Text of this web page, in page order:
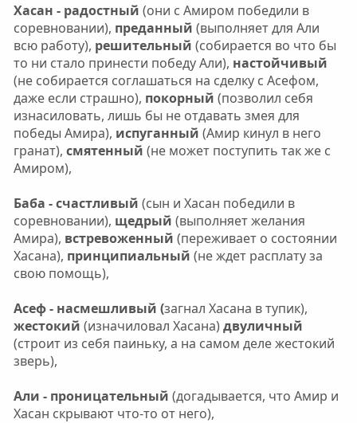
Хасан - радостный (они с Амиром победили в
соревновании), преданный (выполняет для Али
всю работу), решительный (собирается во что бы
то ни стало принести победу Али), настойчивый
(не собирается соглашаться на сделку с Асефом,
даже если страшно), покорный (позволил себя
изнасиловать, лишь бы не отдавать змея для
победы Амира), испуганный (Амир кинул в него
гранат), смятенный (не может поступить так же с
Амиром),
Баба - счастливый (сын и Хасан победили в
соревновании), щедрый (выполняет желания
Амира), встревоженный (переживает о состоянии
Хасана), принципиальный (не ждет расплату за
свою помощь),
Асеф - насмешливый (загнал Хасана в тупик),
жестокий (изначиловал Хасана) двуличный
(строит из себя паиньку, а на самом деле жестокий
зверь),
Али - проницательный (догадывается, что Амир и
Хасан скрывают что-то от него),